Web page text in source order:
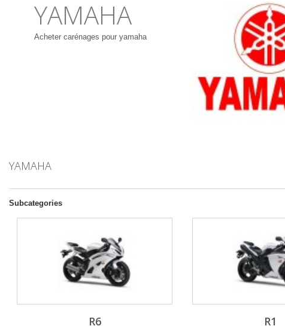
YAMAHA
Acheter carénages pour yamaha
YAMAHA
Subcategories
R6 R1